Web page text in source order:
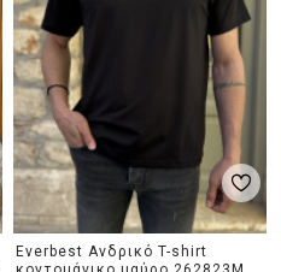
Everbest Ανδρικό T-shirt